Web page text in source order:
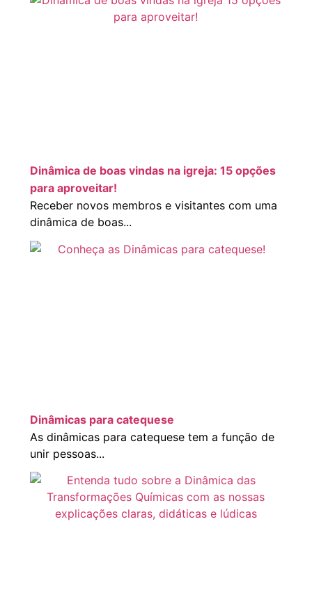
Dinâmica de boas vindas na igreja: 15 opções
para aproveitar!
Receber novos membros e visitantes com uma
dinâmica de boas...
Dinâmicas para catequese
As dinâmicas para catequese tem a função de
unir pessoas...